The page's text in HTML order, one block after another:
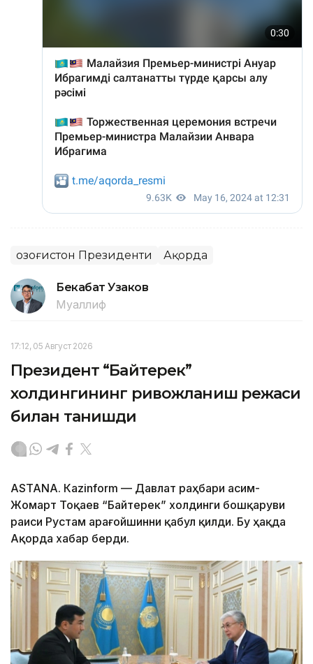
Қозоғистон Президенти Ақорда
Бекабат Узаков
Муаллиф
17:12, 05 Август 2026
Президент “Байтерек”
холдингининг ривожланиш режаси
билан танишди
ASTANА. Каzinform — Давлат раҳбари Қасим-
Жомарт Тоқаев “Байтерек” холдинги бошқаруви
раиси Рустам Қарағойшинни қабул қилди. Бу ҳақда
Ақорда хабар берди.